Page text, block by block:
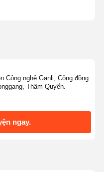
Công nghệ Ganli, Cộng đồng
Thâm Quyến.
ngay.